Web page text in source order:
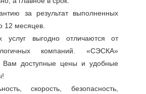
за результат выполненных
12 месяцев.
выгодно отличаются от
компаний. «СЭСКА»
Вам доступные цены и удобные
скорость, безопасность,